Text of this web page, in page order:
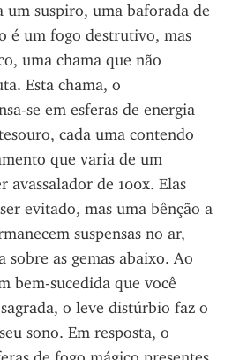
um suspiro, uma baforada de
é um fogo destrutivo, mas
uma chama que não
Esta chama, o
se em esferas de energia
cada uma contendo
que varia de um
avassalador de 100x. Elas
evitado, mas uma bênção a
suspensas no ar,
sobre as gemas abaixo. Ao
bem-sucedida que você
o leve distúrbio faz o
sono. Em resposta, o